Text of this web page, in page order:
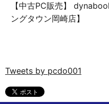
【中古PC販売】
ングタウン岡崎店】
Tweets by pcdo001